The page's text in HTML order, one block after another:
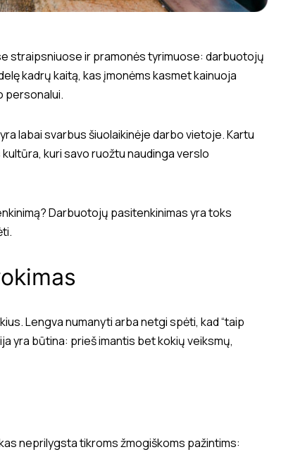
straipsniuose ir pramonės tyrimuose: darbuotojų
kadrų kaitą, kas įmonėms kasmet kainuoja
personalui.
labai svarbus šiuolaikinėje darbo vietoje. Kartu
kuri savo ruožtu naudinga verslo
Darbuotojų pasitenkinimas yra toks
Lengva numanyti arba netgi spėti, kad “taip
yra būtina: prieš imantis bet kokių veiksmų,
neprilygsta tikroms žmogiškoms pažintims: